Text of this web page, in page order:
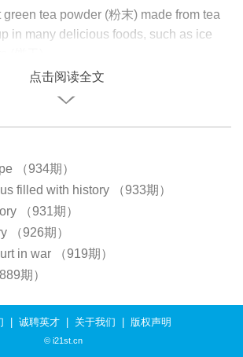
green tea powder (粉末) made from tea
in many delicious foods, such as ice
点击阅读全文
（934期）
filled with history （933期）
（931期）
（926期）
in war （919期）
期）
诚聘英才| 关于我们 版权声明
© i21st.cn